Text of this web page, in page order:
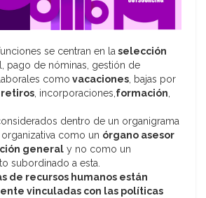
se centran en laselección
pago de nóminas, gestión de
como vacaciones, bajas por
retiros, incorporaciones,formación,
dentro de un organigrama
como un órgano asesor
general y no como un
subordinado a esta.
de recursos humanos están
vinculadas con las políticas